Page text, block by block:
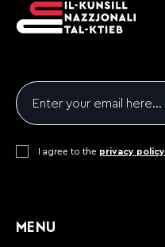
MENU
Email
Consent*
I agree to the privacy policy